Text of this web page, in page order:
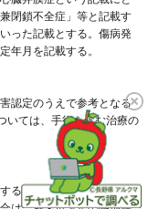
閉鎖不全症」等と記載す
った記載とする。傷病発
年月を記載する。
認定のうえで参考となる
いては、手術を含む治療の
る。乳幼児期における診